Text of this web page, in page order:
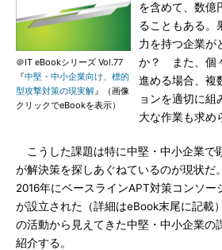
＠IT eBookシリーズ Vol.77
『中堅・中小企業向け、標的
型攻撃対策の現実解』（画像
クリックでeBookを表示）
を含めて、数億
ることもある。
力を持つ企業が
か？ また、個
進める場合、複
ョンを適切に組
大な作業も求め
こうした課題は特に中堅・中小企業で
が解決策を探しあぐねているのが現状だ
2016年にベースラインAPT対策コンソー
が設立された（詳細はeBook末尾に記載
の活動から見えてきた中堅・中小企業の
紹介する。